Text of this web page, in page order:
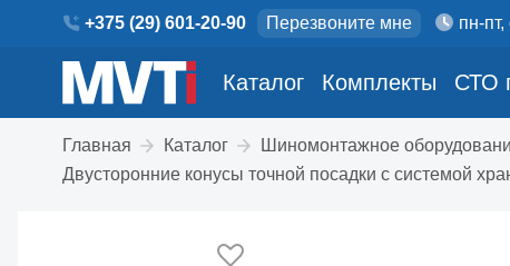
+375 (29) 601-20-90 Перезвоните мне пн-
Каталог Комплекты СТО
Главная Каталог Шиномонтажное
Двусторонние конусы точной посадки с системой